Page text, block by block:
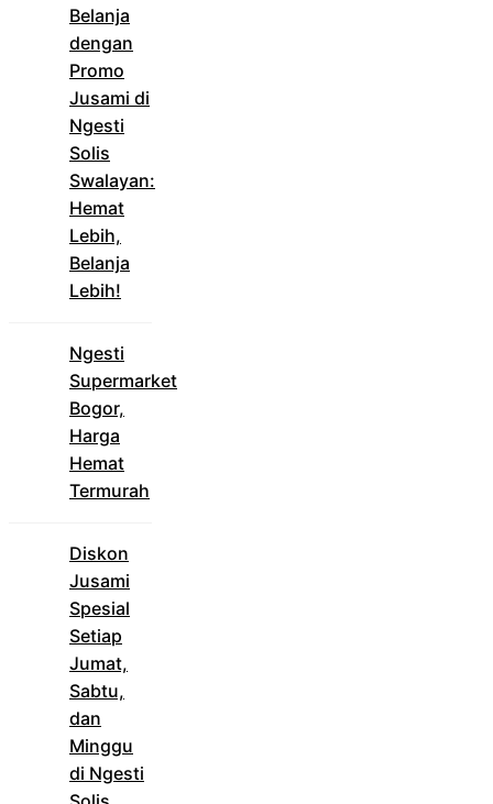
Belanja
dengan
Promo
Jusami di
Ngesti
Solis
Swalayan:
Hemat
Lebih,
Belanja
Lebih!
Ngesti
Supermarket
Bogor,
Harga
Hemat
Termurah
Diskon
Jusami
Spesial
Setiap
Jumat,
Sabtu,
dan
Minggu
di Ngesti